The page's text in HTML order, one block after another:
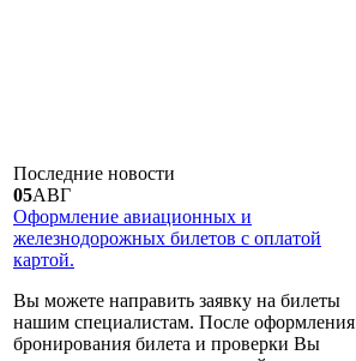
Последние новости
05АВГ
Оформление авиационных и
железнодорожных билетов с оплатой
картой.
Вы можете направить заявку на билеты
нашим специалистам. После оформления
бронирования билета и проверки Вы